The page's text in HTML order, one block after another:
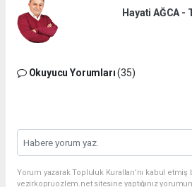
Hayati AĞCA -
Okuyucu Yorumları(35)
Yorum yazarak Topluluk Kuralları’nı kabul etmiş
vezirkopruozlem.net sitesine yaptığınız